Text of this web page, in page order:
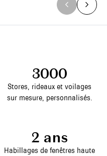
3000
Stores, rideaux et voilages
sur mesure, personnalisés.
2 ans
Habillages de fenêtres haute